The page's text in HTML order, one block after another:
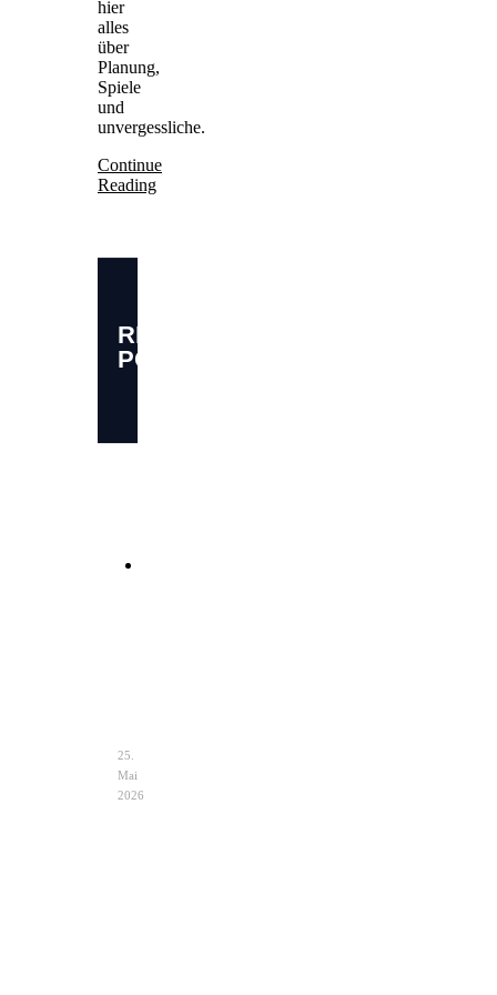
hier
alles
über
Planung,
Spiele
und
unvergessliche.
Continue
Reading
RELATED
POSTS
Clutch
25.
Mai
2026